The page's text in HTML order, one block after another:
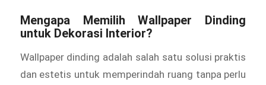
Mengapa Memilih Wallpaper Dinding
untuk Dekorasi Interior?
Wallpaper dinding adalah salah satu solusi praktis
dan estetis untuk memperindah ruang tanpa perlu